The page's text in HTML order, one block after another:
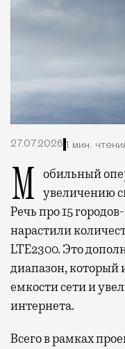
27.07.2026 1 мин.
Мобильный оператор Т2 завершил работы по увеличению
Речь про 15
нарастили
LTE2300. Это
диапазон, который
емкости сети и
интернета.
Всего в рамках